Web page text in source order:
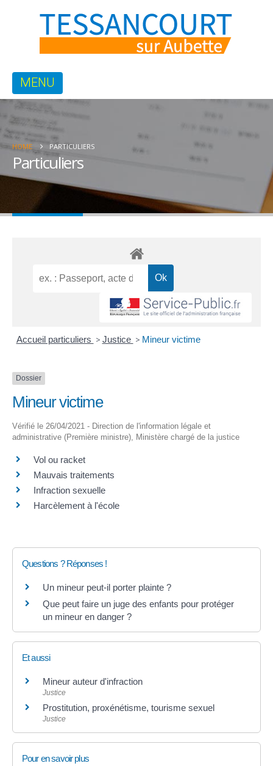
HOME PARTICULIERS
Particuliers
Accueil particuliers > Justice > Mineur victime
Dossier
Mineur victime
Vérifié le 26/04/2021 - Direction de l'information légale et
administrative (Première ministre), Ministère chargé de la justice
Vol ou racket
Mauvais traitements
Infraction sexuelle
Harcèlement à l'école
Questions ? Réponses !
Un mineur peut-il porter plainte ?
Que peut faire un juge des enfants pour protéger
un mineur en danger ?
Et aussi
Mineur auteur d'infraction
Justice
Prostitution, proxénétisme, tourisme sexuel
Justice
Pour en savoir plus